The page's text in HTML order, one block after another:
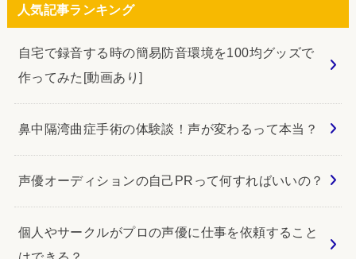
人気記事ランキング
自宅で録音する時の簡易防音環境を100均グッズで
作ってみた[動画あり]
鼻中隔湾曲症手術の体験談！声が変わるって本当？
声優オーディションの自己PRって何すればいいの？
個人やサークルがプロの声優に仕事を依頼すること